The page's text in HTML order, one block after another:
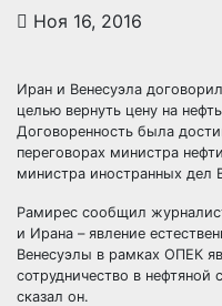
Ноя 16, 2016
Иран и Венесуэла
целью вернуть цену на
Договоренность была
переговорах министра
министра иностранных дел
Рамирес сообщил
и Ирана – явление
Венесуэлы в рамках ОПЕК
сотрудничество в
сказал он.